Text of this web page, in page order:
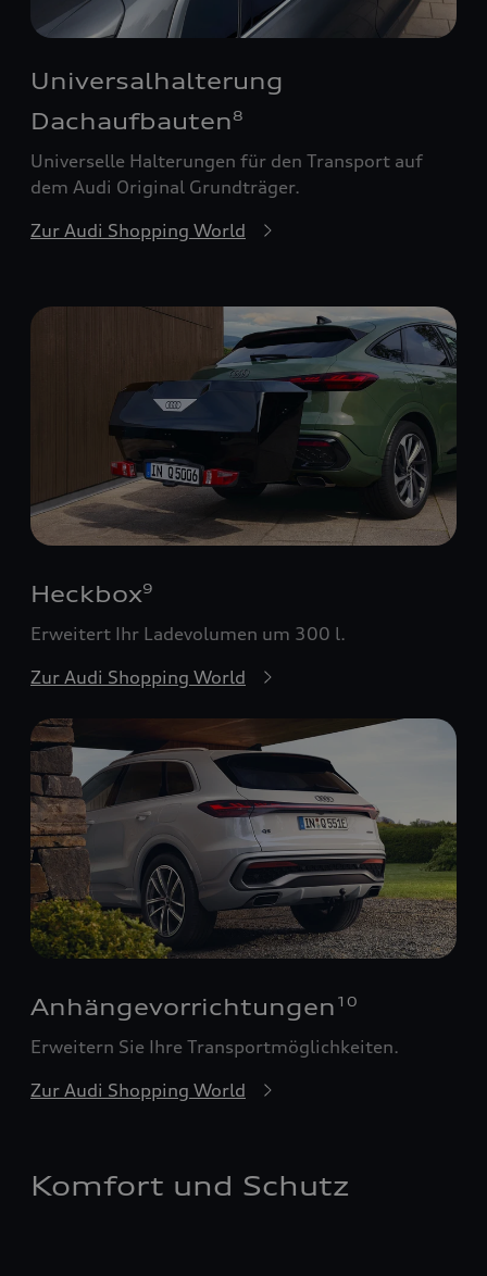
Universalhalterung
Dachaufbauten8
Universelle Halterungen für den Transport auf
dem Audi Original Grundträger.
Zur Audi Shopping World
Heckbox9
Erweitert Ihr Ladevolumen um 300 l.
Zur Audi Shopping World
Anhängevorrichtungen 10
Erweitern Sie Ihre Transportmöglichkeiten.
Zur Audi Shopping World
Komfort und Schutz